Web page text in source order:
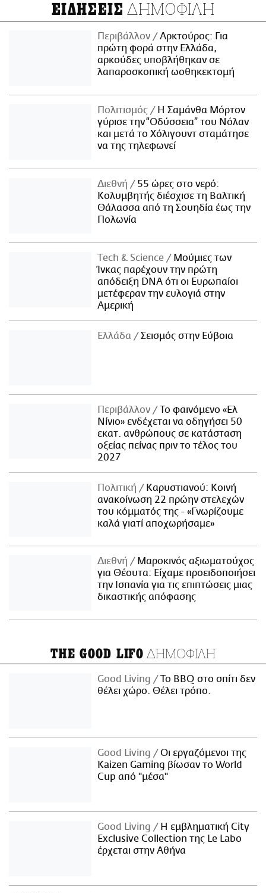
ΕΙΔΗΣΕΙΣ ΔΗΜΟΦΙΛΗ
Περιβάλλον
Αρκτούρος: Για
πρώτη φορά στην Ελλάδα,
αρκούδες υποβλήθηκαν σε
λαπαροσκοπική ωοθηκεκτομή
Πολιτισμός
Η Σαμάνθα Μόρτον
γύρισε την “Οδύσσεια” του Νόλαν
και μετά το Χόλιγουντ σταμάτησε
να της τηλεφωνεί
Διεθνή
55 ώρες στο νερό:
Κολυμβητής διέσχισε τη Βαλτική
Θάλασσα από τη Σουηδία έως την
Πολωνία
Τech & Science
Μούμιες των
Ίνκας παρέχουν την πρώτη
απόδειξη DNA ότι οι Ευρωπαίοι
μετέφεραν την ευλογιά στην
Αμερική
Ελλάδα Σεισμός στην Εύβοια
Περιβάλλον
Το φαινόμενο «Ελ
Νίνιο» ενδέχεται να οδηγήσει 50
εκατ. ανθρώπους σε κατάσταση
οξείας πείνας πριν το τέλος του
2027
Πολιτική
Καρυστιανού: Κοινή
ανακοίνωση 22 πρώην στελεχών
του κόμματός της - «Γνωρίζουμε
καλά γιατί αποχωρήσαμε»
Διεθνή
Μαροκινός αξιωματούχος
για Θέουτα: Είχαμε προειδοποιήσει
την Ισπανία για τις επιπτώσεις μιας
δικαστικής απόφασης
THE GOOD LIFO ΔΗΜΟΦΙΛΗ
Good Living
Το BBQ στο σπίτι δεν
θέλει χώρο. Θέλει τρόπο.
Good Living
Οι εργαζόμενοι της
Kaizen Gaming βίωσαν το World
Cup από "μέσα"
Good Living
Η εμβληματική City
Exclusive Collection της Le Labo
έρχεται στην Αθήνα